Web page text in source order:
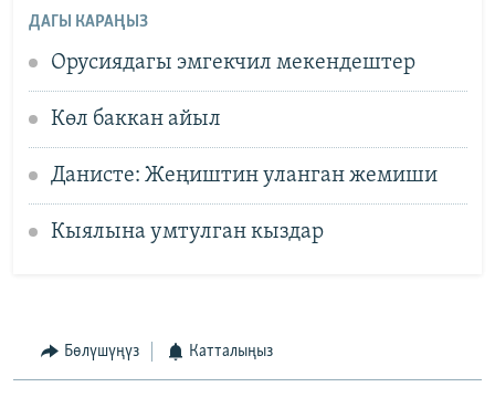
ДАГЫ КАРАҢЫЗ
Орусиядагы эмгекчил мекендештер
Көл баккан айыл
Данисте: Жеңиштин уланган жемиши
Кыялына умтулган кыздар
Бөлүшүңүз Катталыңыз